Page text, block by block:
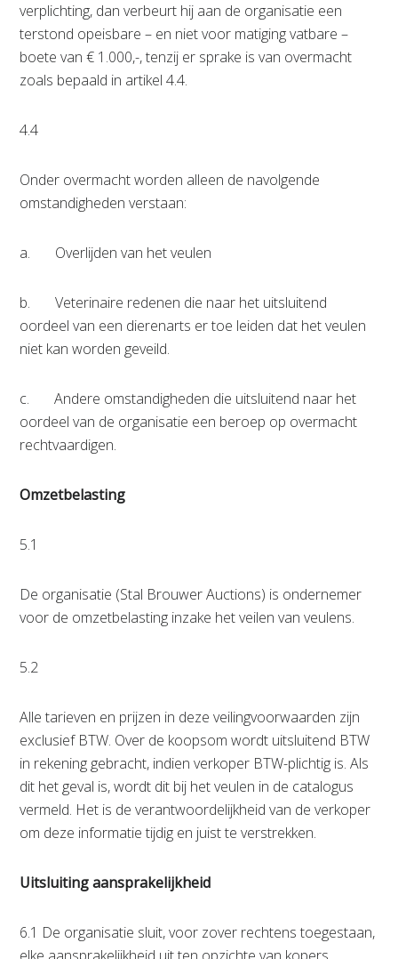
verplichting, dan verbeurt hij aan de organisatie een
terstond opeisbare – en niet voor matiging vatbare –
boete van € 1.000,-, tenzij er sprake is van overmacht
zoals bepaald in artikel 4.4.
4.4
Onder overmacht worden alleen de navolgende
omstandigheden verstaan:
a. Overlijden van het veulen
b. Veterinaire redenen die naar het uitsluitend
oordeel van een dierenarts er toe leiden dat het veulen
niet kan worden geveild.
c. Andere omstandigheden die uitsluitend naar het
oordeel van de organisatie een beroep op overmacht
rechtvaardigen.
Omzetbelasting
5.1
De organisatie (Stal Brouwer Auctions) is ondernemer
voor de omzetbelasting inzake het veilen van veulens.
5.2
Alle tarieven en prijzen in deze veilingvoorwaarden zijn
exclusief BTW. Over de koopsom wordt uitsluitend BTW
in rekening gebracht, indien verkoper BTW-plichtig is. Als
dit het geval is, wordt dit bij het veulen in de catalogus
vermeld. Het is de verantwoordelijkheid van de verkoper
om deze informatie tijdig en juist te verstrekken.
Uitsluiting aansprakelijkheid
6.1 De organisatie sluit, voor zover rechtens toegestaan,